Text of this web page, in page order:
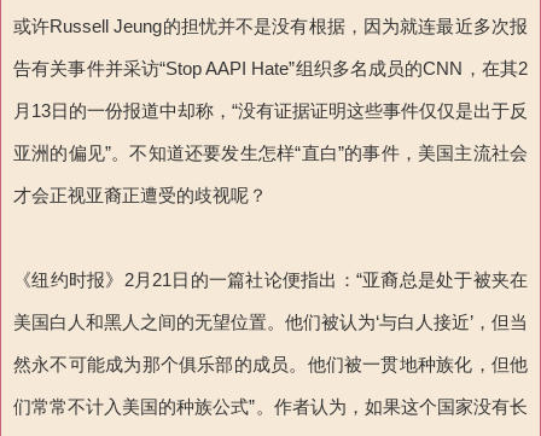
或许Russell Jeung的担忧并不是没有根据，因为就连最近多次报
告有关事件并采访“Stop AAPI Hate”组织多名成员的CNN，在其2
月13日的一份报道中却称，“没有证据证明这些事件仅仅是出于反
亚洲的偏见”。不知道还要发生怎样“直白”的事件，美国主流社会
才会正视亚裔正遭受的歧视呢？
《纽约时报》2月21日的一篇社论便指出：“亚裔总是处于被夹在
美国白人和黑人之间的无望位置。他们被认为‘与白人接近’，但当
然永不可能成为那个俱乐部的成员。他们被一贯地种族化，但他
们常常不计入美国的种族公式”。作者认为，如果这个国家没有长